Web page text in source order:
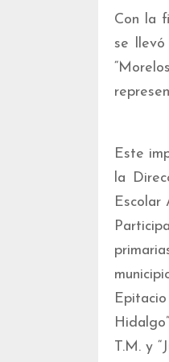
Con la
se
Este
la
Escolar
T.M. y